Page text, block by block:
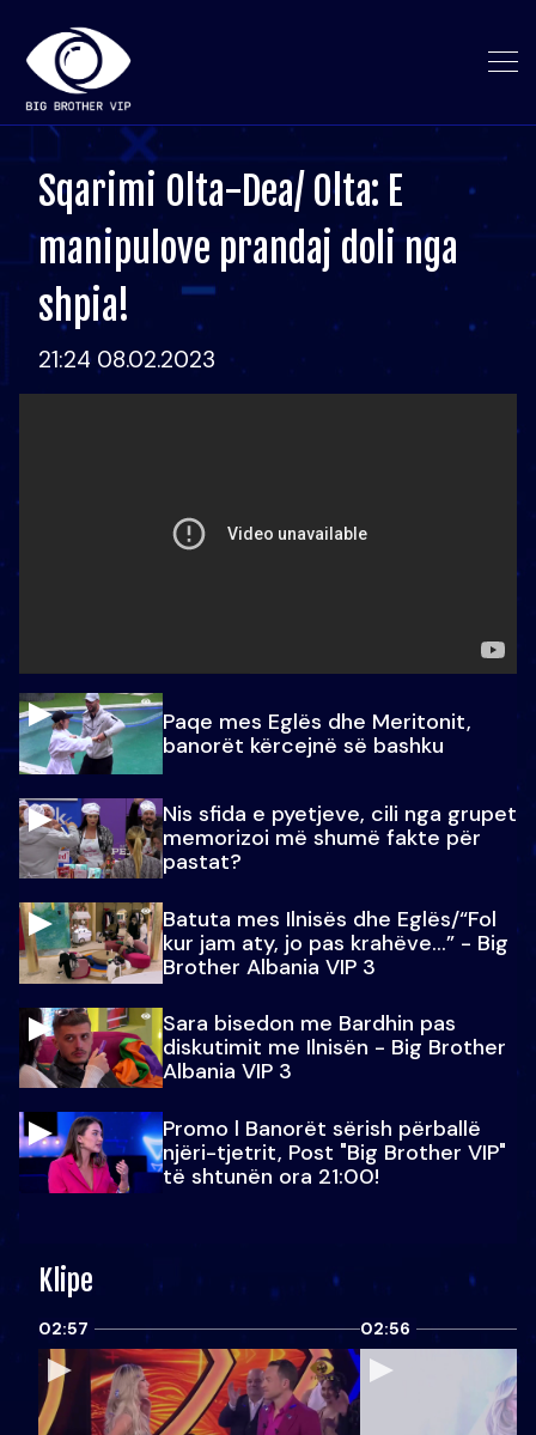
Sqarimi Olta-Dea/ Olta: E
manipulove prandaj doli nga
shpia!
21:24 08.02.2023
Paqe mes Eglës dhe Meritonit,
banorët kërcejnë së bashku
Nis sfida e pyetjeve, cili nga grupet
memorizoi më shumë fakte për
pastat?
Batuta mes Ilnisës dhe Eglës/“Fol
kur jam aty, jo pas krahëve…” - Big
Brother Albania VIP 3
Sara bisedon me Bardhin pas
diskutimit me Ilnisën - Big Brother
Albania VIP 3
Promo l Banorët sërish përballë
njëri-tjetrit, Post "Big Brother VIP"
të shtunën ora 21:00!
Klipe
02:57 02:56